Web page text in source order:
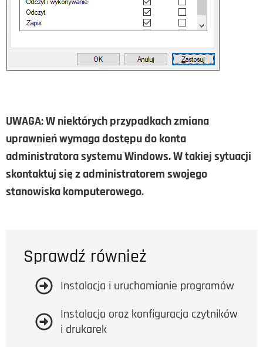
UWAGA: W niektórych przypadkach zmiana
uprawnień wymaga dostępu do konta
administratora systemu Windows. W takiej sytuacji
skontaktuj się z administratorem swojego
stanowiska komputerowego.
Sprawdź również
Instalacja i uruchamianie programów
Instalacja oraz konfiguracja czytników
i drukarek